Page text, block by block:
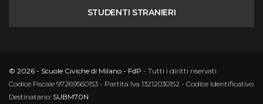
STUDENTI STRANIERI
© 2026 - Scuole Civiche di Milano - FdP - Tutti i diritti riservati
Codice Fiscale 97269560153 - Partita Iva 13212030152 - Codice Identificativo
Destinatario: SUBM70N